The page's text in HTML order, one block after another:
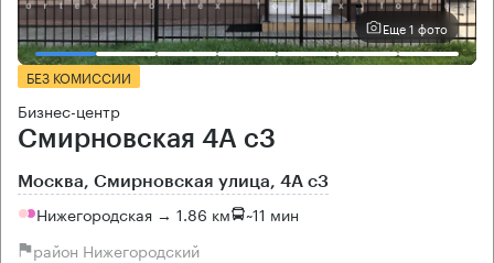
Еще 1 фото
БЕЗ КОМИССИИ
Бизнес-центр
Смирновская 4А с3
Москва, Смирновская улица, 4А с3
Нижегородская → 1.86 км ~11 мин
район Нижегородский